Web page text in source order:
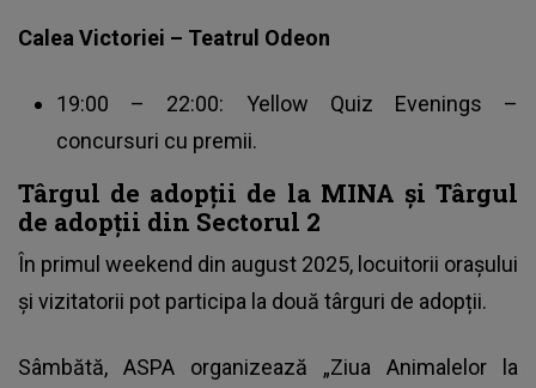
Calea Victoriei – Teatrul Odeon
19:00 – 22:00: Yellow Quiz Evenings –
concursuri cu premii.
Târgul de adopții de la MINA și Târgul
de adopții din Sectorul 2
În primul weekend din august 2025, locuitorii orașului
și vizitatorii pot participa la două târguri de adopții.
Sâmbătă, ASPA organizează „Ziua Animalelor la